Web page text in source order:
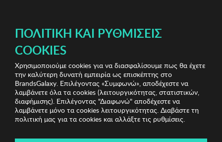
Bags & Sunglasses Bazaar
Γυναικείες Τσάντες
Γυναικεία Τσάντα Lucky Bees
Bags & Sunglasses Bazaar
Λήγει σε: 00ημέρες | 00ώρες 00λεπτά 00δευτ.
ΠΟΛΙΤΙΚΉ ΚΑΙ ΡΥΘΜΊΣΕΙΣ
COOKIES
Χρησιμοποιούμε cookies για να διασφαλίσουμε πως θα έχετε
την καλύτερη δυνατή εμπειρία ως επισκέπτης στο
BrandsGalaxy. Επιλέγοντας «Συμφωνώ», αποδέχεστε να
λαμβάνετε όλα τα cookies (λειτουργικότητας, στατιστικών,
διαφήμισης). Επιλέγοντας "Διαφωνώ" αποδέχεστε να
λαμβάνετε μόνο τα cookies λειτουργικότητας. Διαβάστε τη
πολιτική μας για τα cookies και αλλάξτε τις ρυθμίσεις.